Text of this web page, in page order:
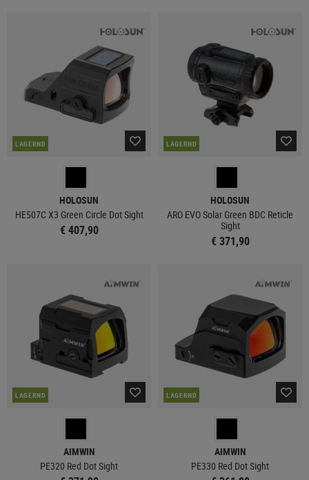
LAGERND
HOLOSUN
HE507C X3 Green Circle Dot Sight
€ 407,90
LAGERND
HOLOSUN
ARO EVO Solar Green BDC Reticle
Sight
€ 371,90
LAGERND
AIMWIN
PE320 Red Dot Sight
LAGERND
AIMWIN
PE330 Red Dot Sight